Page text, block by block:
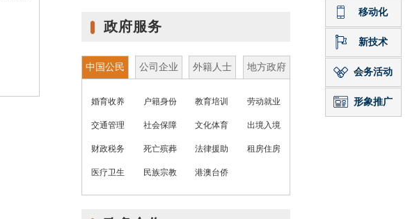
政府服务
中国公民 公司企业 外籍人士 地方政府
婚育收养 户籍身份 教育培训 劳动就业
交通管理 社会保障 文化体育 出境入境
财政税务 死亡殡葬 法律援助 租房住房
医疗卫生 民族宗教 港澳台侨